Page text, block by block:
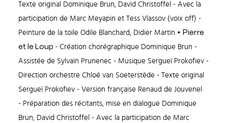
Texte original Dominique Brun, David Christoffel - Avec la
participation de Marc Meyapin et Tess Vlassov (voix off) -
Peinture de la toile Odile Blanchard, Didier Martin • Pierre
et le Loup - Création chorégraphique Dominique Brun -
Assistée de Sylvain Prunenec - Musique Sergueï Prokofiev -
Direction orchestre Chloé van Soeterstède - Texte original
Sergueï Prokofiev - Version française Renaud de Jouvenel
- Préparation des récitants, mise en dialogue Dominique
Brun, David Christoffel - Avec la participation de Marc